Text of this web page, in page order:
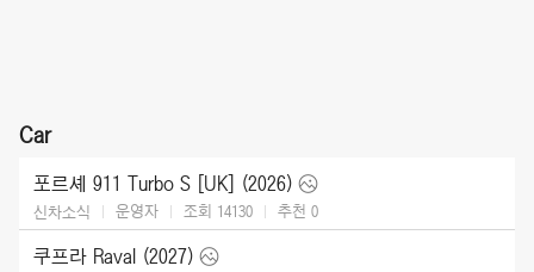
Car
포르셰 911 Turbo S [UK] (2026)
신차소식 운영자 조회 14130 추천 0
쿠프라 Raval (2027)